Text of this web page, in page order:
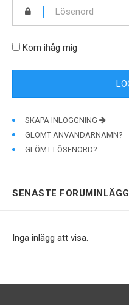
Kom ihåg mig
SKAPA INLOGGNING
GLÖMT ANVÄNDARNAMN?
GLÖMT LÖSENORD?
SENASTE FORUMINLÄGG
Inga inlägg att visa.